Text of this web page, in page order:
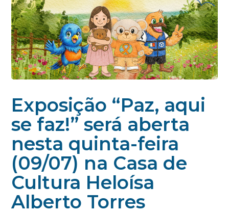
Exposição “Paz, aqui
se faz!” será aberta
nesta quinta-feira
(09/07) na Casa de
Cultura Heloísa
Alberto Torres